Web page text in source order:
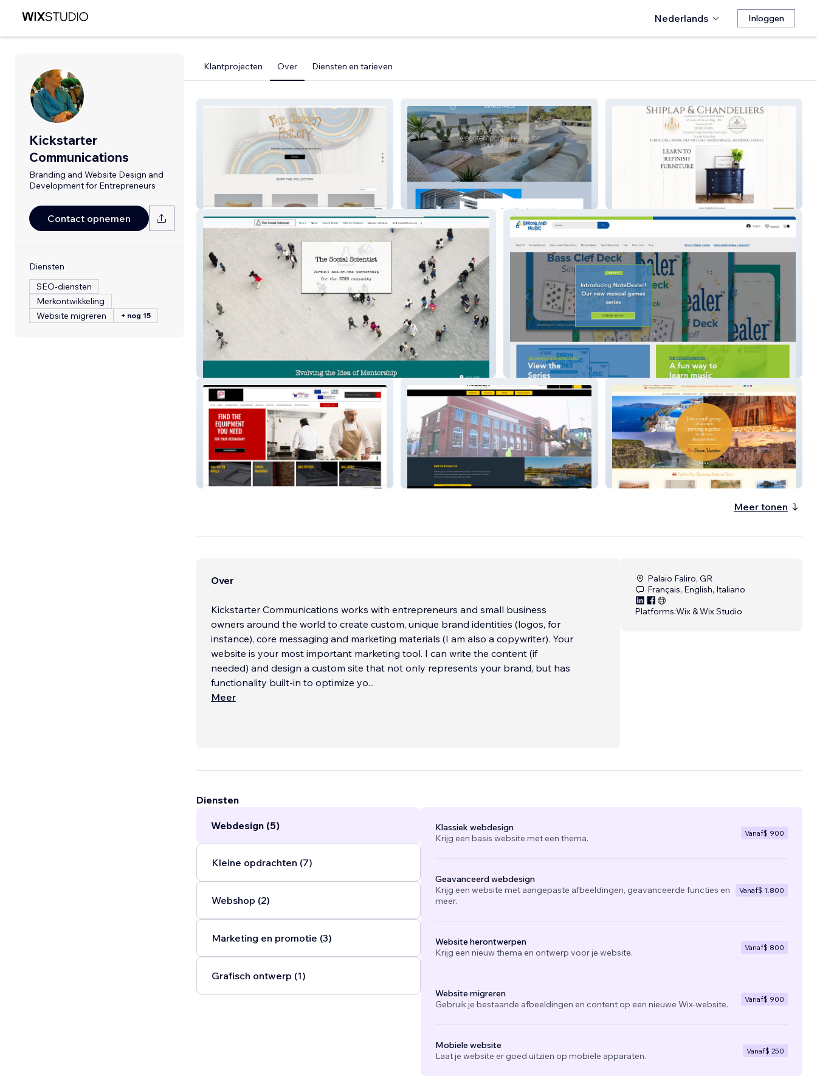
Nederlands Inloggen
Kickstarter
Communications
Branding and Website Design and
Development for Entrepreneurs
Contact opnemen
Diensten
SEO-diensten
Merkontwikkeling
Website migreren
+ nog 15
Klantprojecten Over Diensten en tarieven
Fire Garden Pottery Sunkiss Paros Shiplap-Chandeliers
Simonland Music
Panaritis Gas Hudson Light & Power Her Dream Vacation
Meer tonen
Over
Kickstarter Communications works with entrepreneurs and small business
owners around the world to create custom, unique brand identities (logos, for
instance), core messaging and marketing materials (I am also a copywriter). Your
website is your most important marketing tool. I can write the content (if
needed) and design a custom site that not only represents your brand, but has
functionality built-in to optimize yo...
Meer
Palaio Faliro, GR
Français, English, Italiano
Platforms:Wix & Wix Studio
Diensten
Webdesign (5)
Kleine opdrachten (7)
Webshop (2)
Marketing en promotie (3)
Grafisch ontwerp (1)
Klassiek webdesign
Krijg een basis website met een thema.
Vanaf$ 900
Geavanceerd webdesign
Krijg een website met aangepaste afbeeldingen, geavanceerde functies en
meer.
Vanaf$ 1.800
Website herontwerpen
Krijg een nieuw thema en ontwerp voor je website.
Vanaf$ 800
Website migreren
Gebruik je bestaande afbeeldingen en content op een nieuwe Wix-website.
Vanaf$ 900
Mobiele website
Laat je website er goed uitzien op mobiele apparaten.
Vanaf$ 250